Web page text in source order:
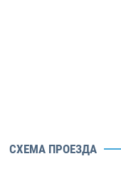
СХЕМА ПРОЕЗДА